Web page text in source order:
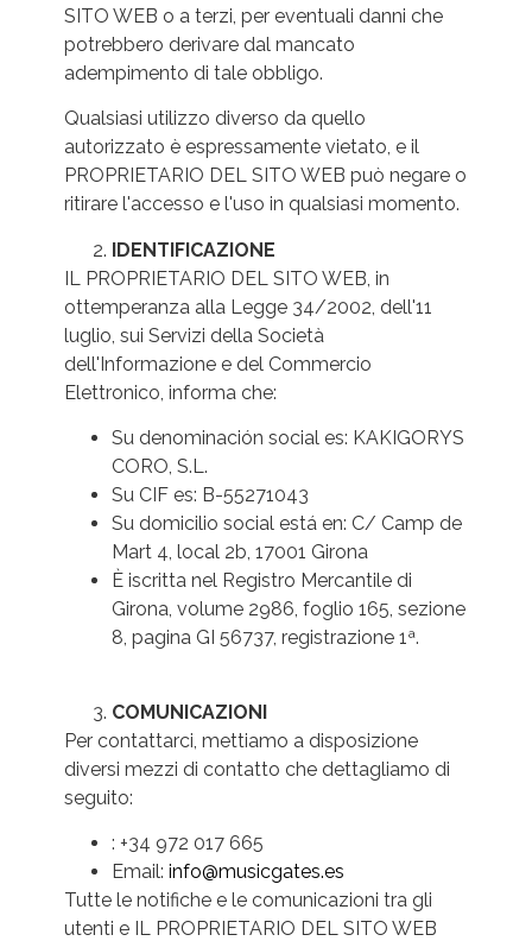
SITO WEB o a terzi, per eventuali danni che
potrebbero derivare dal mancato
adempimento di tale obbligo.
Qualsiasi utilizzo diverso da quello
autorizzato è espressamente vietato, e il
PROPRIETARIO DEL SITO WEB può negare o
ritirare l'accesso e l'uso in qualsiasi momento.
IDENTIFICAZIONE
IL PROPRIETARIO DEL SITO WEB, in
ottemperanza alla Legge 34/2002, dell'11
luglio, sui Servizi della Società
dell'Informazione e del Commercio
Elettronico, informa che:
Su denominación social es: KAKIGORYS
CORO, S.L.
Su CIF es: B-55271043
Su domicilio social está en: C/ Camp de
Mart 4, local 2b, 17001 Girona
È iscritta nel Registro Mercantile di
Girona, volume 2986, foglio 165, sezione
8, pagina GI 56737, registrazione 1ª.
COMUNICAZIONI
Per contattarci, mettiamo a disposizione
diversi mezzi di contatto che dettagliamo di
seguito:
: +34 972 017 665
Email: info@musicgates.es
Tutte le notifiche e le comunicazioni tra gli
utenti e IL PROPRIETARIO DEL SITO WEB